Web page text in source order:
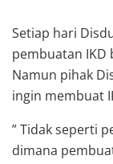
Setiap hari
pembuatan IKD
Namun pihak
ingin membuat
” Tidak seperti
dimana